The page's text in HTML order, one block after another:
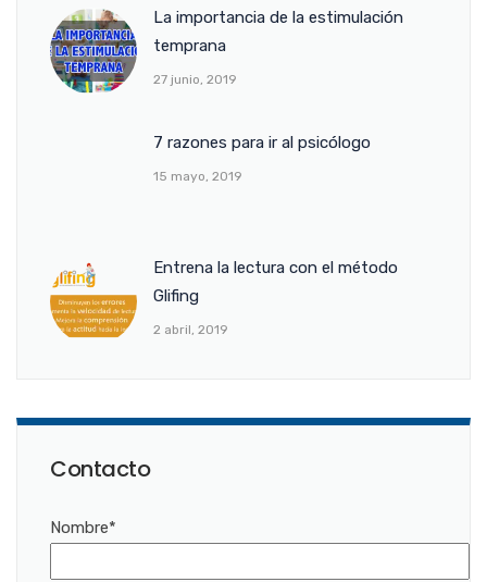
La importancia de la estimulación
temprana
27 junio, 2019
7 razones para ir al psicólogo
15 mayo, 2019
Entrena la lectura con el método
Glifing
2 abril, 2019
Contacto
Nombre*